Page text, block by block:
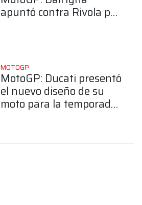
apuntó contra Rivola por
MOTOGP
MotoGP: Ducati presentó
el nuevo diseño de su
moto para la temporada